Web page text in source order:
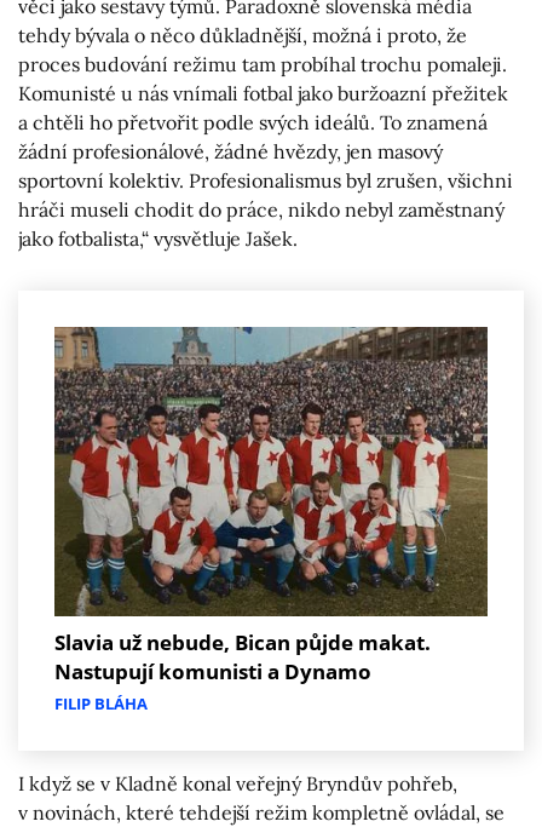
věci jako sestavy týmů. Paradoxně slovenská média
tehdy bývala o něco důkladnější, možná i proto, že
proces budování režimu tam probíhal trochu pomaleji.
Komunisté u nás vnímali fotbal jako buržoazní přežitek
a chtěli ho přetvořit podle svých ideálů. To znamená
žádní profesionálové, žádné hvězdy, jen masový
sportovní kolektiv. Profesionalismus byl zrušen, všichni
hráči museli chodit do práce, nikdo nebyl zaměstnaný
jako fotbalista,“ vysvětluje Jašek.
Slavia už nebude, Bican půjde makat.
Nastupují komunisti a Dynamo
FILIP BLÁHA
I když se v Kladně konal veřejný Bryndův pohřeb,
v novinách, které tehdejší režim kompletně ovládal, se